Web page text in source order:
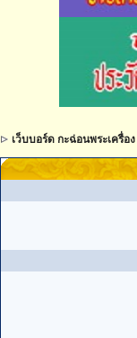
เว็บบอร์ด กะฉ่อนพระเครื่อง